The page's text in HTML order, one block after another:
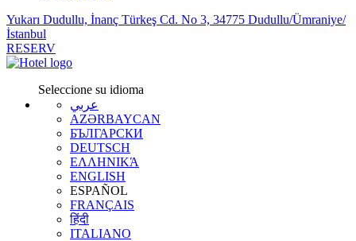
Yukarı Dudullu, İnanç Türkeş Cd. No 3, 34775 Dudullu/Ümraniye/
İstanbul
RESERV
Seleccione su idioma
عربي
AZƏRBAYCAN
БЪЛГАРСКИ
DEUTSCH
ΕΛΛΗΝΙΚΆ
ENGLISH
ESPAÑOL
FRANÇAIS
हिंदी
ITALIANO